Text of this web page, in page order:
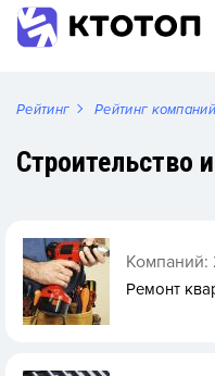
Рейтинг Рейтинг компаний
Строительство
Компаний:
Ремонт